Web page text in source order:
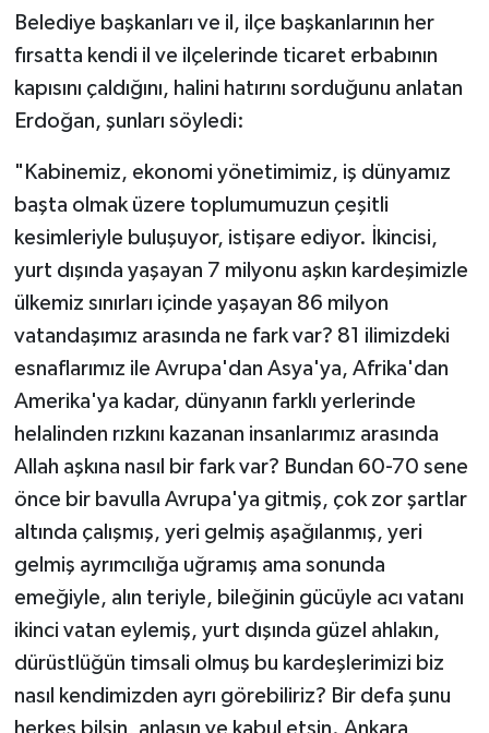
Belediye başkanları ve il, ilçe başkanlarının her
fırsatta kendi il ve ilçelerinde ticaret erbabının
kapısını çaldığını, halini hatırını sorduğunu anlatan
Erdoğan, şunları söyledi:
"Kabinemiz, ekonomi yönetimimiz, iş dünyamız
başta olmak üzere toplumumuzun çeşitli
kesimleriyle buluşuyor, istişare ediyor. İkincisi,
yurt dışında yaşayan 7 milyonu aşkın kardeşimizle
ülkemiz sınırları içinde yaşayan 86 milyon
vatandaşımız arasında ne fark var? 81 ilimizdeki
esnaflarımız ile Avrupa'dan Asya'ya, Afrika'dan
Amerika'ya kadar, dünyanın farklı yerlerinde
helalinden rızkını kazanan insanlarımız arasında
Allah aşkına nasıl bir fark var? Bundan 60-70 sene
önce bir bavulla Avrupa'ya gitmiş, çok zor şartlar
altında çalışmış, yeri gelmiş aşağılanmış, yeri
gelmiş ayrımcılığa uğramış ama sonunda
emeğiyle, alın teriyle, bileğinin gücüyle acı vatanı
ikinci vatan eylemiş, yurt dışında güzel ahlakın,
dürüstlüğün timsali olmuş bu kardeşlerimizi biz
nasıl kendimizden ayrı görebiliriz? Bir defa şunu
herkes bilsin, anlasın ve kabul etsin. Ankara